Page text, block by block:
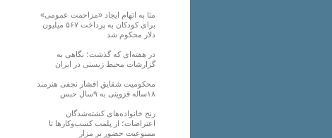
متا به اتهام ایجاد «مزاحمت عمومی»
برای کودکان به پرداخت ۵۶۷ میلیون
دلار محکوم شد
در هفته‌ای که گذشت؛ نگاهی به
گزارشات محیط زیستی در ایران
محکومیت شقایق افشار نجفی هنرمند
۱۸ساله قزوینی به ۹سال حبس
رنج خانواده‌های کشته‌شدگان
اعتراضات؛ از پلمب کسب‌وکارها تا
ممنوعیت حضور بر مزار